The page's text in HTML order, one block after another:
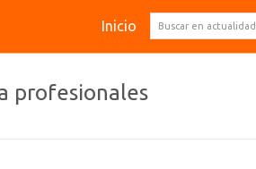
Inicio
profesionales